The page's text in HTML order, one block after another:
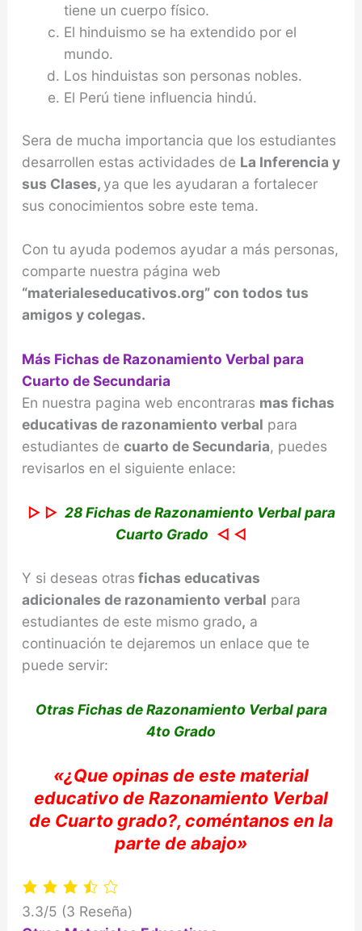
tiene un cuerpo físico.
El hinduismo se ha extendido por el
mundo.
Los hinduistas son personas nobles.
El Perú tiene influencia hindú.
Sera de mucha importancia que los estudiantes
desarrollen estas actividades de La Inferencia y
sus Clases, ya que les ayudaran a fortalecer
sus conocimientos sobre este tema.
Con tu ayuda podemos ayudar a más personas,
comparte nuestra página web
“materialeseducativos.org” con todos tus
amigos y colegas.
Más Fichas de Razonamiento Verbal para
Cuarto de Secundaria
En nuestra pagina web encontraras mas fichas
educativas de razonamiento verbal para
estudiantes de cuarto de Secundaria, puedes
revisarlos en el siguiente enlace:
▷ ▷ 28 Fichas de Razonamiento Verbal para
Cuarto Grado ◁ ◁
Y si deseas otras fichas educativas
adicionales de razonamiento verbal para
estudiantes de este mismo grado, a
continuación te dejaremos un enlace que te
puede servir:
Otras Fichas de Razonamiento Verbal para
4to Grado
«¿Que opinas de este material
educativo de Razonamiento Verbal
de Cuartogrado?, coméntanosen la
parte de abajo»
3.3/5 (3 Reseña)